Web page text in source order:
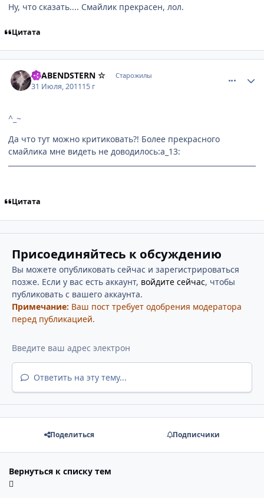
Ну, что сказать.... Смайлик прекрасен, лол.
Цитата
☆ ABENDSTERN ☆ Старожилы
31 Июля, 201115 г
^_~
Да что тут можно критиковать?! Более прекрасного
смайлика мне видеть не доводилось:a_13:
Цитата
Присоединяйтесь к обсуждению
Вы можете опубликовать сейчас и зарегистрироваться
позже. Если у вас есть аккаунт, войдите сейчас, чтобы
публиковать с вашего аккаунта.
Примечание: Ваш пост требует одобрения модератора
перед публикацией.
Ответить на эту тему...
Поделиться Подписчики
Вернуться к списку тем